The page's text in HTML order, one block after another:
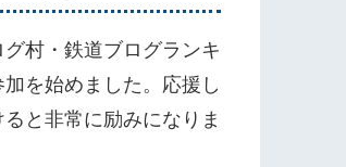
村・鉄道ブログランキ
加を始めました。応援し
と非常に励みになりま